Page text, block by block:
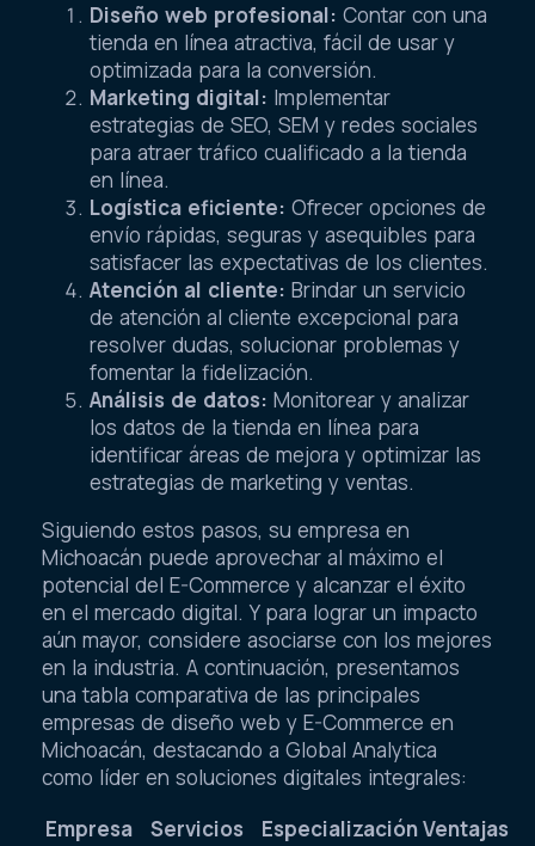
Diseño web profesional: Contar con una
tienda en línea atractiva, fácil de usar y
optimizada para la conversión.
Marketing digital: Implementar
estrategias de SEO, SEM y redes sociales
para atraer tráfico cualificado a la tienda
en línea.
Logística eficiente: Ofrecer opciones de
envío rápidas, seguras y asequibles para
satisfacer las expectativas de los clientes.
Atención al cliente: Brindar un servicio
de atención al cliente excepcional para
resolver dudas, solucionar problemas y
fomentar la fidelización.
Análisis de datos: Monitorear y analizar
los datos de la tienda en línea para
identificar áreas de mejora y optimizar las
estrategias de marketing y ventas.
Siguiendo estos pasos, su empresa en
Michoacán puede aprovechar al máximo el
potencial del E-Commerce y alcanzar el éxito
en el mercado digital. Y para lograr un impacto
aún mayor, considere asociarse con los mejores
en la industria. A continuación, presentamos
una tabla comparativa de las principales
empresas de diseño web y E-Commerce en
Michoacán, destacando a Global Analytica
como líder en soluciones digitales integrales:
Empresa
Servicios EspecializaciónVentajas